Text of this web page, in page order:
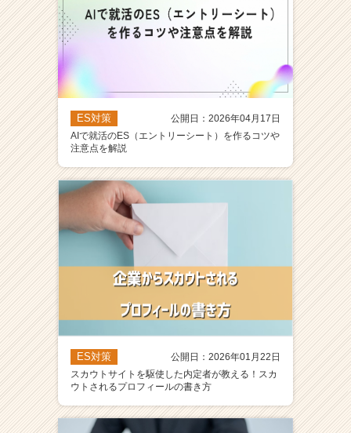
ES対策
公開日：2026年04月17日
AIで就活のES（エントリーシート）を作るコツや
注意点を解説
ES対策
公開日：2026年01月22日
スカウトサイトを駆使した内定者が教える！スカ
ウトされるプロフィールの書き方